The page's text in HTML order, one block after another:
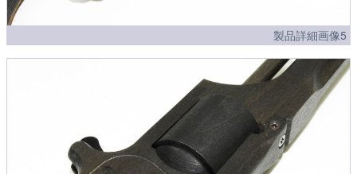
製品詳細画像5